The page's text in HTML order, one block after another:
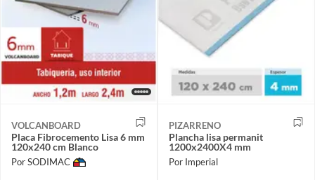
VOLCANBOARD
Placa Fibrocemento Lisa 6 mm
120x240 cm Blanco
Por SODIMAC
PIZARRENO
Plancha lisa permanit
1200x2400X4 mm
Por Imperial